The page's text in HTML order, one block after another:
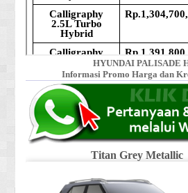
HYUNDAI PALISADE
Informasi Promo Harga dan
Titan Grey Metallic